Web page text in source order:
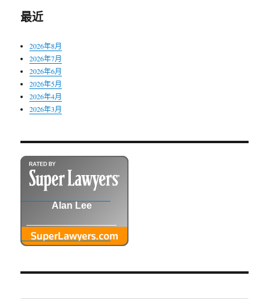
最近
2026年8月
2026年7月
2026年6月
2026年5月
2026年4月
2026年3月
Alan Lee